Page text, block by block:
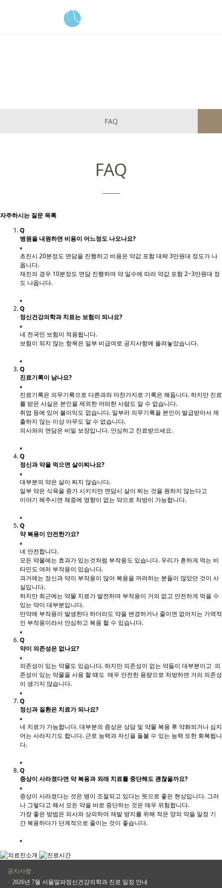
FAQ
FAQ
자주하시는 질문 목록
Q
병원을 내원하면 비용이 어느정도 나오나요?
초진시 20분정도 면담을 진행하고 비용은 약값 포함 대략 3만원대 정도가 나
옵니다.
재진의 경우 10분정도 면담 진행하며 약 일수에 따라 약값 포함 2~3만원대 정
도 나옵니다.
Q
정신건강의학과 치료는 보험이 되나요?
네 전국민 보험이 적용됩니다.
보험이 되지 않는 항목은 일부 비급여로 공지사항에 올려놓았습니다.
Q
진료기록이 남나요?
진료기록은 의무기록으로 다른과와 마찬가지로 기록은 해둡니다. 하지만 진료
를 받은 사실은 본인을 제외한 어떠한 사람도 알 수 없습니다.
취업 등에 있어 불이익도 없습니다. 일부러 의무기록을 본인이 발급받아서 제
출하지 않는 이상 아무도 알 수 없습니다.
의사와의 면담은 비밀 보장입니다. 안심하고 진료받으세요.
Q
정신과 약을 먹으면 살이찌나요?
대부분의 약은 살이 찌지 않습니다.
일부 약은 식욕을 증가 시키지만 면담시 살이 찌는 것을 원하지 않는다고
이야기 해주시면 체중에 영향이 없는 약으로 처방이 가능합니다.
Q
약 복용이 안전한가요?
네 안전합니다.
모든 약물에는 효과가 있는것처럼 부작용도 있습니다. 우리가 흔하게 먹는 비
타민도 여러 부작용이 있습니다.
과거에는 정신과 약이 부작용이 많아 복용을 꺼려하는 분들이 많았던 것이 사
실입니다.
하지만 최근에는 약물 치료가 발전하며 부작용이 거의 없고 안전하게 먹을 수
있는 약이 대부분입니다.
만약에 부작용이 발생한다 하더라도 약을 변경하거나 줄이면 없어지는 가역적
인 부작용이라서 안심하고 복용 할 수 있습니다.
Q
약이 의존성은 없나요?
의존성이 있는 약물도 있습니다. 하지만 의존성이 없는 약들이 대부분이고 의
존성이 있는 약물을 사용 할 때도 매우 안전한 용량으로 처방하면 거의 의존성
이 생기지 않습니다.
Q
정신과 질환은 치료가 되나요?
네 치료가 가능합니다. 대부분의 증상은 상담 및 약물 복용 후 약화되거나 심지
어는 사라지기도 합니다. 근로 능력과 자신을 돌볼 수 있는 능력 또한 회복됩니
다.
Q
증상이 사라졌다면 약 복용과 외래 치료를 중단해도 괜찮을까요?
증상이 사라졌다는 것은 병이 조절되고 있다는 뜻으로 좋은 현상입니다. 그러
나 그렇다고 해서 모든 약을 바로 중단하는 것은 매우 위험합니다.
가장 좋은 방법은 의사와 상의하여 재발 방지를 위해 적은 양의 약을 일정 기
간 복용하다가 단계적으로 줄이는 것이 좋습니다.
공지사항
· 비급여 항목 안내
· 2026년 8월 서울알파정신건강의학과 진료 일정 안내
· 2026년 7월 서울알파정신건강의학과 진료 일정 안내